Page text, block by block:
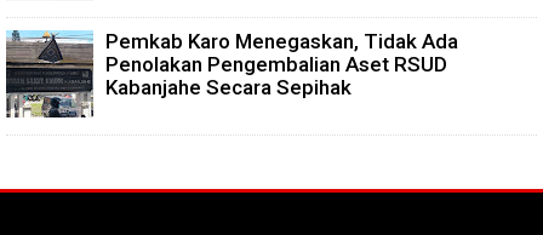
Pemkab Karo Menegaskan, Tidak Ada
Penolakan Pengembalian Aset RSUD
Kabanjahe Secara Sepihak